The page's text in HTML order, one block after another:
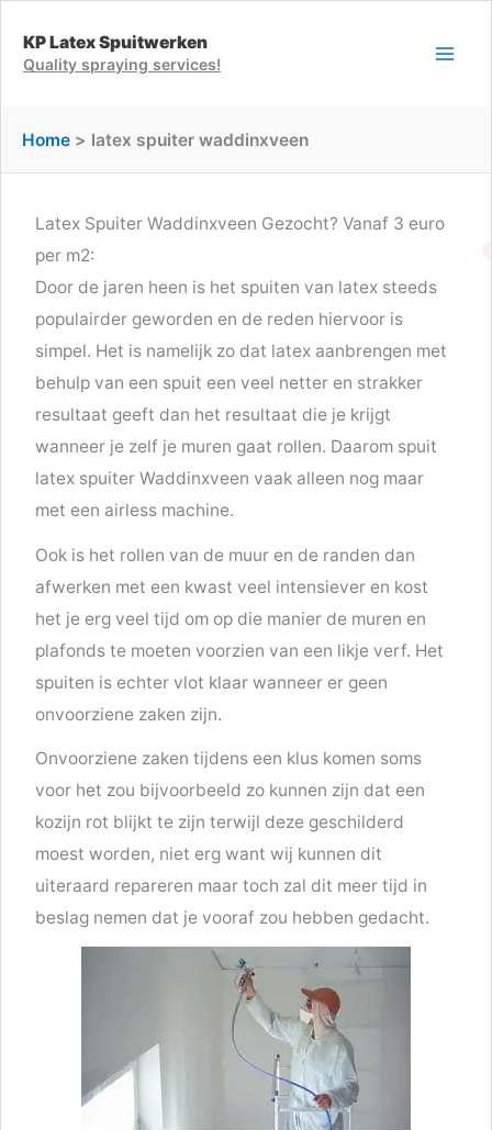
naarKP Latex Spuitwerken
Quality spraying services!
Home latex spuiter waddinxveen
Latex Spuiter Waddinxveen Gezocht? Vanaf 3 euro
per m2:
Door de jaren heen is het spuiten van latex steeds
populairder geworden en de reden hiervoor is
simpel. Het is namelijk zo dat latex aanbrengen met
behulp van een spuit een veel netter en strakker
resultaat geeft dan het resultaat die je krijgt
wanneer je zelf je muren gaat rollen. Daarom spuit
latex spuiter Waddinxveen vaak alleen nog maar
met een airless machine.
Ook is het rollen van de muur en de randen dan
afwerken met een kwast veel intensiever en kost
het je erg veel tijd om op die manier de muren en
plafonds te moeten voorzien van een likje verf. Het
spuiten is echter vlot klaar wanneer er geen
onvoorziene zaken zijn.
Onvoorziene zaken tijdens een klus komen soms
voor het zou bijvoorbeeld zo kunnen zijn dat een
kozijn rot blijkt te zijn terwijl deze geschilderd
moest worden, niet erg want wij kunnen dit
uiteraard repareren maar toch zal dit meer tijd in
beslag nemen dat je vooraf zou hebben gedacht.